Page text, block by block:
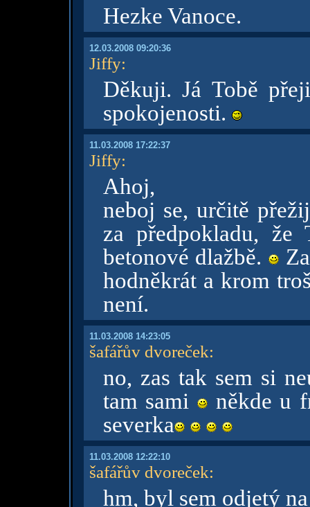
Hezke Vanoce.
12.03.2008 09:20:36
Jiffy:
Děkuji. Já Tobě
spokojenosti.
11.03.2008 17:22:37
Jiffy:
Ahoj,
neboj se, určitě
za předpokladu, že
betonové dlažbě.
Za
hodněkrát a krom
není.
11.03.2008 14:23:05
šafářův dvoreček:
no, zas tak sem si
tam sami
někde u
severka
11.03.2008 12:22:10
šafářův dvoreček:
hm, byl sem odjetý